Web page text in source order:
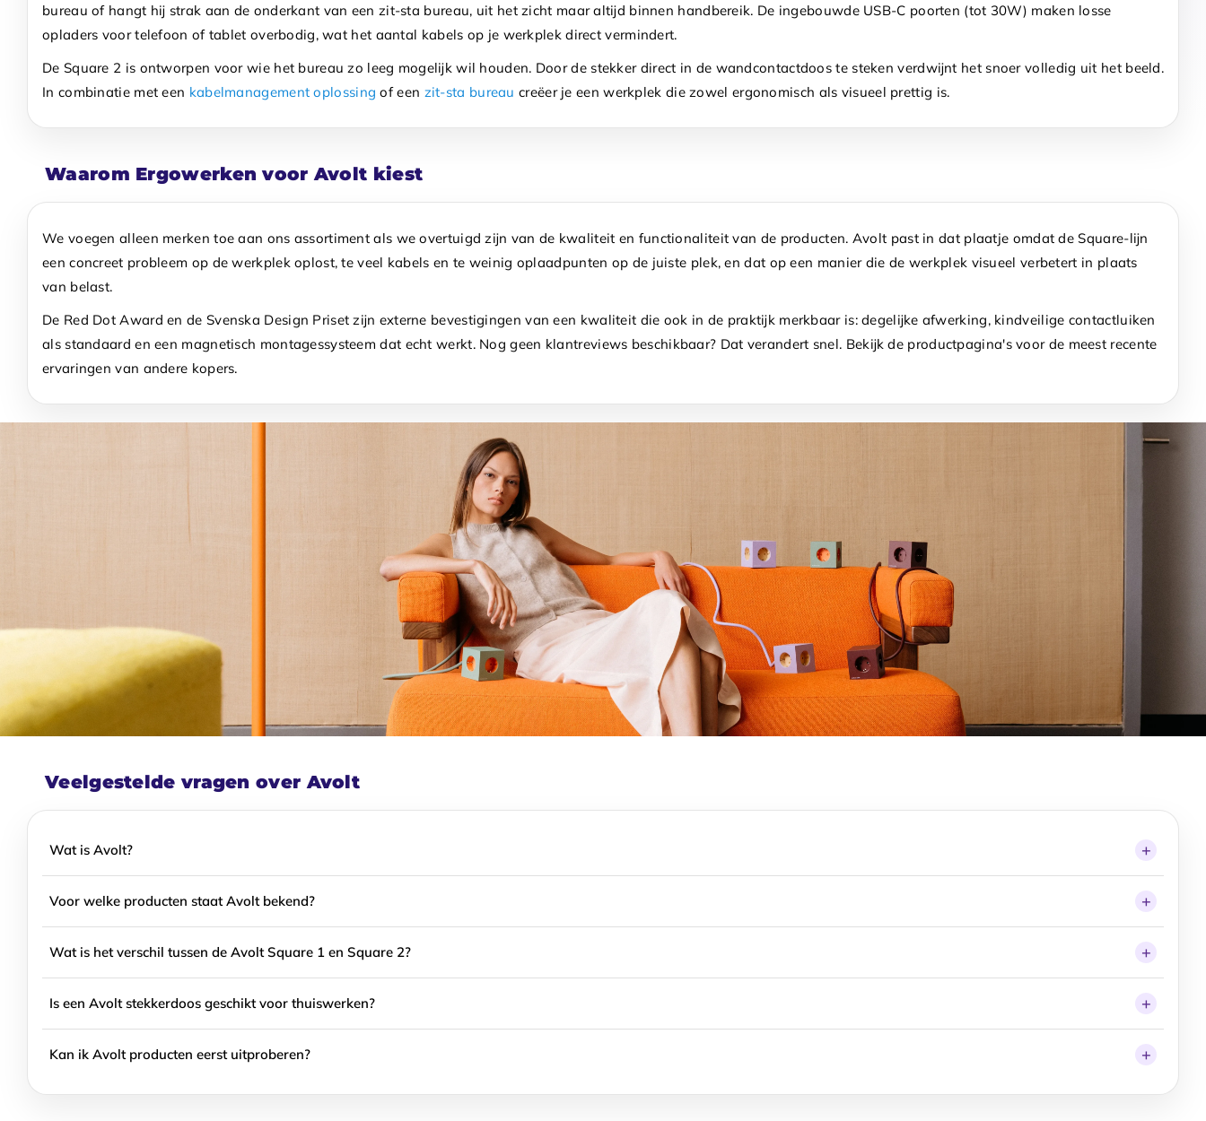
bureau of hangt hij strak aan de onderkant van een zit-sta bureau, uit het zicht maar altijd binnen handbereik. De ingebouwde USB-C poorten (tot 30W) maken losse
opladers voor telefoon of tablet overbodig, wat het aantal kabels op je werkplek direct vermindert.
De Square 2 is ontworpen voor wie het bureau zo leeg mogelijk wil houden. Door de stekker direct in de wandcontactdoos te steken verdwijnt het snoer volledig uit het beeld.
In combinatie met een kabelmanagement oplossing of een zit-sta bureau creëer je een werkplek die zowel ergonomisch als visueel prettig is.
Waarom Ergowerken voor Avolt kiest
We voegen alleen merken toe aan ons assortiment als we overtuigd zijn van de kwaliteit en functionaliteit van de producten. Avolt past in dat plaatje omdat de Square-lijn
een concreet probleem op de werkplek oplost, te veel kabels en te weinig oplaadpunten op de juiste plek, en dat op een manier die de werkplek visueel verbetert in plaats
van belast.
De Red Dot Award en de Svenska Design Priset zijn externe bevestigingen van een kwaliteit die ook in de praktijk merkbaar is: degelijke afwerking, kindveilige contactluiken
als standaard en een magnetisch montagessysteem dat echt werkt. Nog geen klantreviews beschikbaar? Dat verandert snel. Bekijk de productpagina's voor de meest recente
ervaringen van andere kopers.
Veelgestelde vragen over Avolt
Wat is Avolt? +
en op kantoor. Het merk combineert Scandinavisch minimalisme met doordachte functionaliteit.
Voor welke producten staat Avolt bekend? +
Square 2 is een compactere versie zonder snoer die direct in het stopcontact wordt gestoken. Beide modellen beschikken over 3 stopcontacten en 2 USB-C poorten.
Wat is het verschil tussen de Avolt Square 1 en Square 2? +
monteert. De Square 2 heeft geen snoer en steek je direct in het wandstopcontact — handig als je het bureau zo leeg mogelijk wilt houden.
Is een Avolt stekkerdoos geschikt voor thuiswerken? +
compacte formaat past op elk bureau. In combinatie met een goede
Kan ik Avolt producten eerst uitproberen? +
Ja. Bij ons heb je 90 dagen zichttermijn op alle Avolt producten. Je kunt een product uitproberen en terugsturen als het niet naar wens is, zolang het vrij is van